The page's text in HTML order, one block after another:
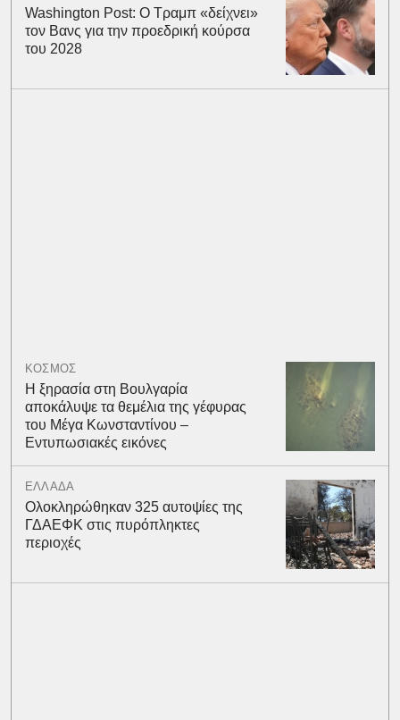
Washington Post: Ο Τραμπ «δείχνει»
τον Βανς για την προεδρική κούρσα
του 2028
ΚΟΣΜΟΣ
Η ξηρασία στη Βουλγαρία
αποκάλυψε τα θεμέλια της γέφυρας
του Μέγα Κωνσταντίνου –
Εντυπωσιακές εικόνες
ΕΛΛΑΔΑ
Ολοκληρώθηκαν 325 αυτοψίες της
ΓΔΑΕΦΚ στις πυρόπληκτες
περιοχές